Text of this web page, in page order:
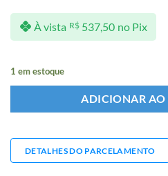
À vista R$537,50 no Pix
1 em estoque
ADICIONAR AO
DETALHES DO PARCELAMENTO